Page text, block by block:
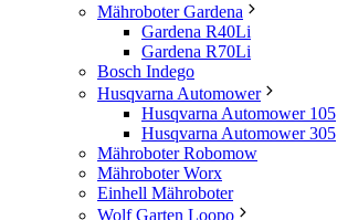
Mähroboter Gardena
Gardena R40Li
Gardena R70Li
Bosch Indego
Husqvarna Automower
Husqvarna Automower 105
Husqvarna Automower 305
Mähroboter Robomow
Mähroboter Worx
Einhell Mähroboter
Wolf Garten Loopo